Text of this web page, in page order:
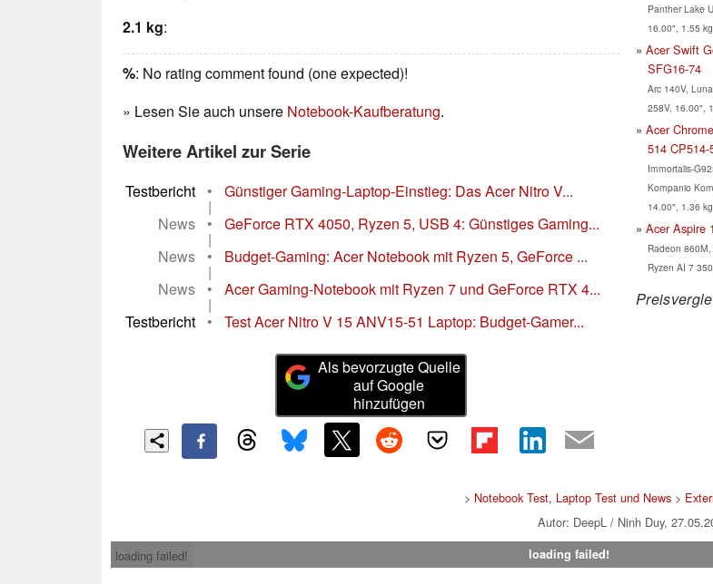
2.1 kg:
%: No rating comment found (one expected)!
» Lesen Sie auch unsere Notebook-Kaufberatung.
Weitere Artikel zur Serie
Testbericht • Günstiger Gaming-Laptop-Einstieg: Das Acer Nitro V...
|
News
• GeForce RTX 4050, Ryzen 5, USB 4: Günstiges Gaming...
|
News
• Budget-Gaming: Acer Notebook mit Ryzen 5, GeForce ...
|
News
• Acer Gaming-Notebook mit Ryzen 7 und GeForce RTX 4...
|
Testbericht
• Test Acer Nitro V 15 ANV15-51 Laptop: Budget-Gamer...
Als bevorzugte Quelle
auf Google
hinzufügen
Panther Lake
16.00", 1.55 kg
Acer Swift
SFG16-74
Arc 140V,
258V, 16.00",
Acer
514 CP514-
Immortalis-
Kompanio
14.00", 1.36 kg
Acer Aspire
Radeon
Ryzen AI 7
> Notebook Test, Laptop Test und News>
Autor: DeepL / Ninh Duy,
loading failed!
loading failed!